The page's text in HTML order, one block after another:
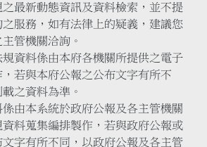
最新動態資訊及資料檢索，並不提
服務，如有法律上的疑義，建議您
管機關洽詢。
資料係由本府各機關所提供之電子
若與本府公報之公布文字有所不
之資料為準。
由本系統於政府公報及各主管機關
料蒐集編排製作，若與政府公報或
字有所不同，以政府公報及各主管